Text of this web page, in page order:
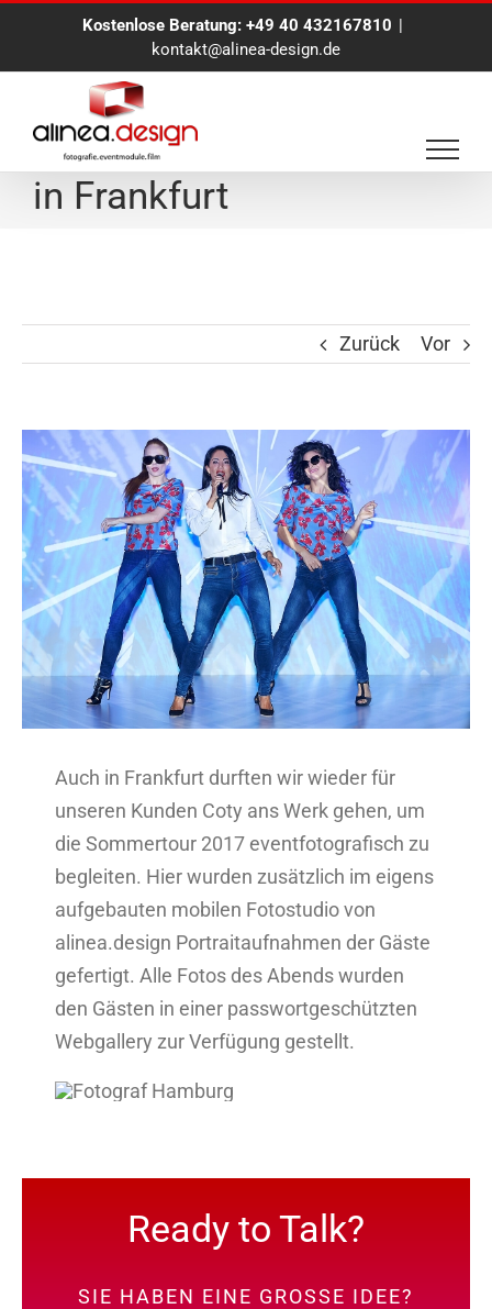
Kostenlose Beratung: +49 40 432167810 |
kontakt@alinea-design.de
Eventreportage für Coty
in Frankfurt
Zurück Vor
Zeige
grösseres
Bild
Auch in Frankfurt durften wir wieder für
unseren Kunden Coty ans Werk gehen, um
die Sommertour 2017 eventfotografisch zu
begleiten. Hier wurden zusätzlich im eigens
aufgebauten mobilen Fotostudio von
alinea.design Portraitaufnahmen der Gäste
gefertigt. Alle Fotos des Abends wurden
den Gästen in einer passwortgeschützten
Webgallery zur Verfügung gestellt.
Ready to Talk?
SIE HABEN EINE GROSSE IDEE?